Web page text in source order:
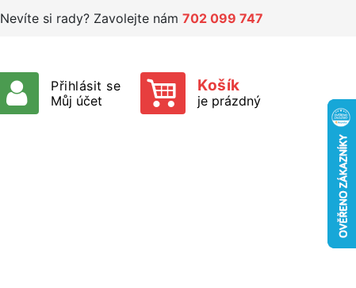
Nevíte si rady? Zavolejte nám 702 099 747
Přihlásit se
Můj účet
Košík
je prázdný